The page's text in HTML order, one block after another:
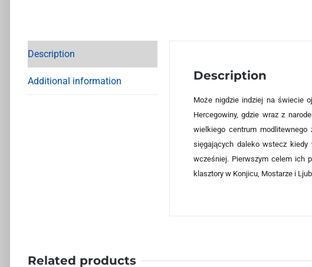
Description
Additional information Description
Może nigdzie indziej na świecie
Hercegowiny, gdzie wraz z
wielkiego centrum modlitewnego
sięgających daleko wstecz kiedy
wcześniej. Pierwszym celem ich
klasztory w Konjicu, Mostarze i
Related products